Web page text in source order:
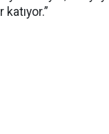
katıyor.”